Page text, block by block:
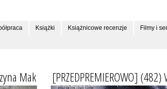
Książki Książnicowe recenzje Filmy i
Mak
[PRZEDPREMIEROWO] (482)